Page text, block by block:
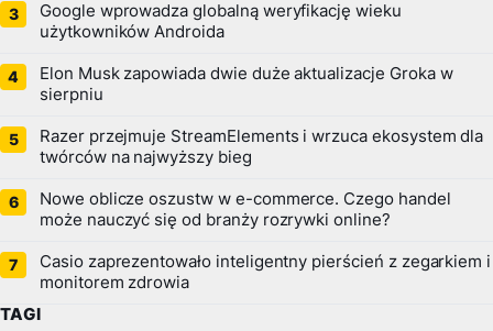
Google wprowadza globalną weryfikację wieku
użytkowników Androida
Elon Musk zapowiada dwie duże aktualizacje Groka w
sierpniu
Razer przejmuje StreamElements i wrzuca ekosystem dla
twórców na najwyższy bieg
Nowe oblicze oszustw w e-commerce. Czego handel
może nauczyć się od branży rozrywki online?
Casio zaprezentowało inteligentny pierścień z zegarkiem i
monitorem zdrowia
TAGI